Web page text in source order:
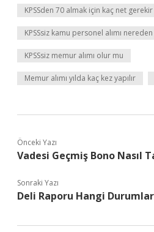
KPSSden 70 almak için kaç net gerekir
KPSSsiz kamu personel alımı
KPSSsiz memur alımı olur mu
Memur alımı yılda kaç kez yapılır
Önceki Yazı
Vadesi Geçmiş Bono Nasıl
Sonraki Yazı
Deli Raporu Hangi